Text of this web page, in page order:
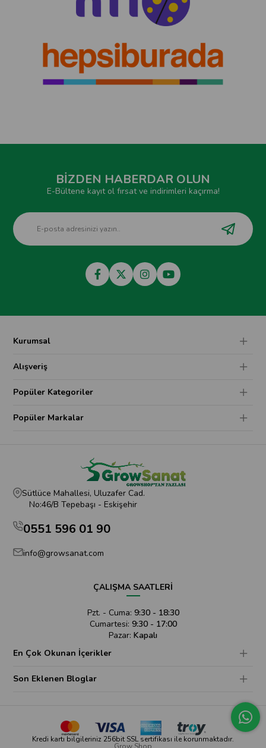
BİZDEN HABERDAR OLUN
E-Bültene kayıt ol fırsat ve indirimleri kaçırma!
Kurumsal
Alışveriş
Popüler Kategoriler
Popüler Markalar
Sütlüce Mahallesi, Uluzafer Cad.
No:46/B Tepebaşı - Eskişehir
0551 596 01 90
info@growsanat.com
ÇALIŞMA SAATLERİ
Pzt. - Cuma: 9:30 - 18:30
Cumartesi: 9:30 - 17:00
Pazar: Kapalı
En Çok Okunan İçerikler
Son Eklenen Bloglar
Kredi kartı bilgileriniz 256bit SSL sertifikası ile korunmaktadır.